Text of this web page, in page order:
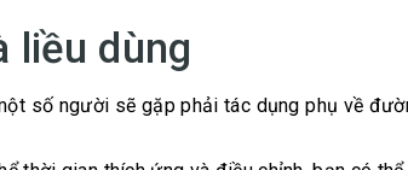
liều dùng
số người sẽ gặp phải tác dụng phụ về